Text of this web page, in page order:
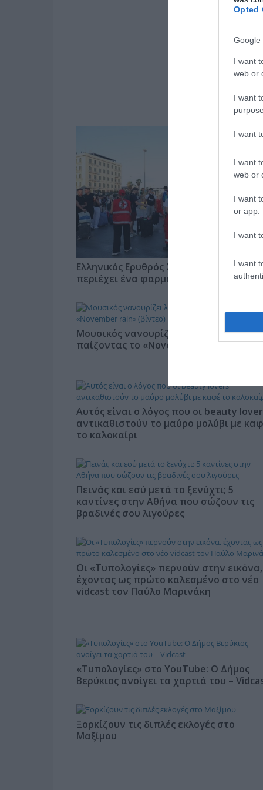
Opted
Google
I want
web or
I want
I want
I want
web or
I want
or app.
I want
I want
Ελληνικός Ερυθρός Σταυρός: Τι πρέπει
περιέχει ένα φαρμακείο διακοπών
Μουσικός νανουρίζει λιοντάρια
παίζοντας το «November rain» (βίντεο)
Αυτός είναι ο λόγος που οι beauty
αντικαθιστούν το μαύρο μολύβι με
το καλοκαίρι
Πεινάς και εσύ μετά το ξενύχτι; 5
καντίνες στην Αθήνα που σώζουν τις
βραδινές σου λιγούρες
Οι «Τυπολογίες» περνούν στην εικόνα,
έχοντας ως πρώτο καλεσμένο στο νέο
vidcast τον Παύλο Μαρινάκη
«Τυπολογίες» στο YouTube: Ο Δήμος
Βερύκιος ανοίγει τα χαρτιά του –
Ξορκίζουν τις διπλές εκλογές στο
Μαξίμου